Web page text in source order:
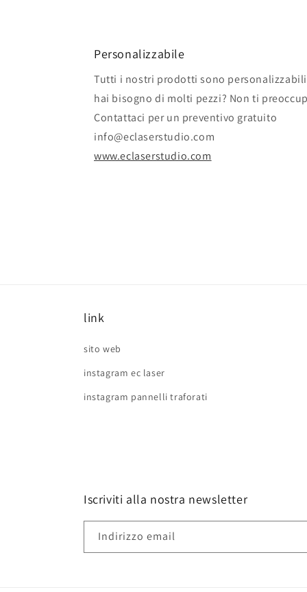
Personalizzabile
Tutti i nostri prodotti sono
hai bisogno di molti pezzi? Non ti
Contattaci per un preventivo gratuito
info@eclaserstudio.com
www.eclaserstudio.com
link
sito web
instagram ec laser
instagram pannelli traforati
Iscriviti alla nostra newsletter
Indirizzo email